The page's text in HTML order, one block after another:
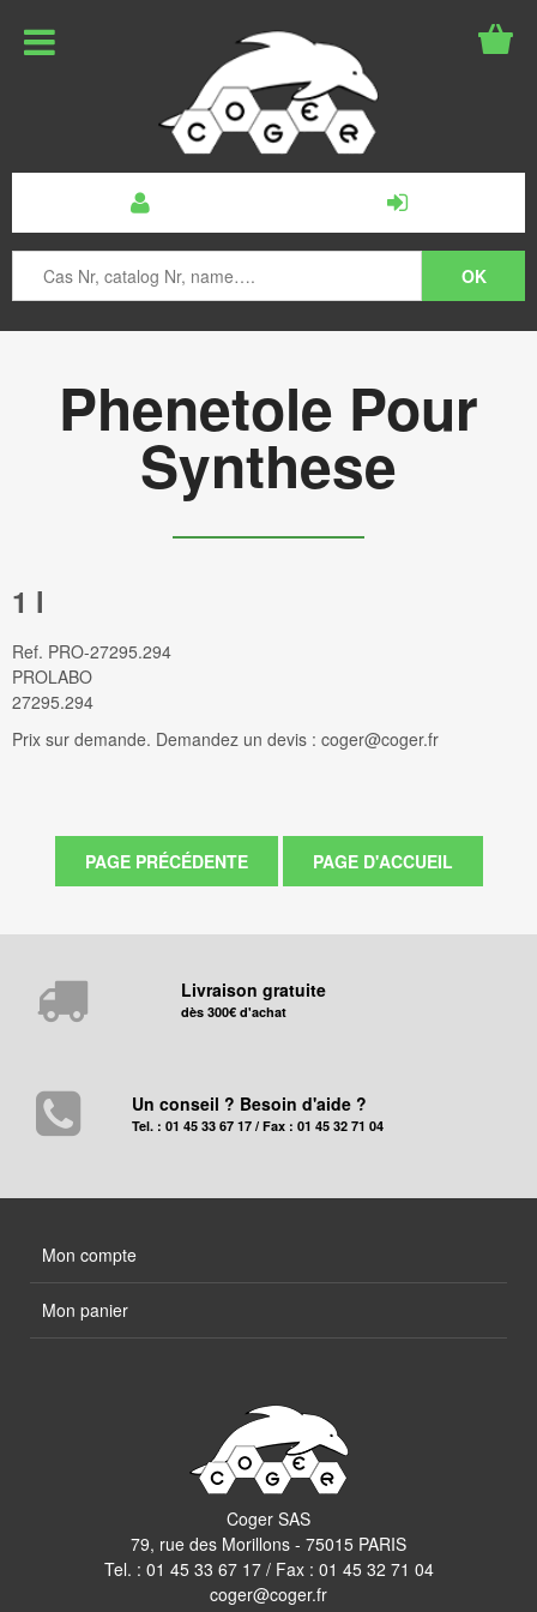
Phenetole Pour
Synthese
1 l
Ref. PRO-27295.294
PROLABO
27295.294
Prix sur demande. Demandez un devis : coger@coger.fr
Livraison gratuite
dès 300€ d'achat
Un conseil ? Besoin d'aide ?
Tel. : 01 45 33 67 17 / Fax : 01 45 32 71 04
Mon compte
Mon panier
Coger SAS
79, rue des Morillons - 75015 PARIS
Tel. : 01 45 33 67 17/ Fax : 01 45 32 71 04
coger@coger.fr